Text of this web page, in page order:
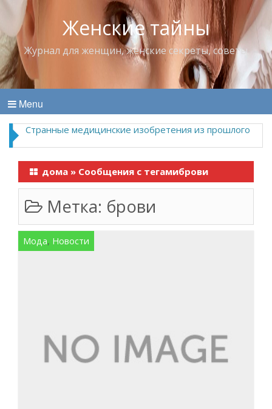
Женские тайны
Журнал для женщин, женские секреты, советы
Menu
Странные медицинские изобретения из прошлого
дома » Сообщения с тегамиброви
Метка: брови
Мода, Новости